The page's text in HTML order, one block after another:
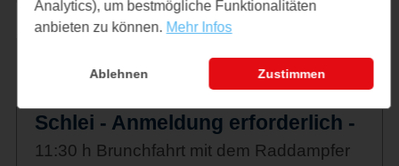
Do. 20.08.2026, 11:30 Uhr - 13:50 Uhr
11:30 h Brunchfahrt auf der
Schlei - Anmeldung erforderlich -
11:30 h Brunchfahrt mit dem Raddampfer
Analytics), um bestmögliche Funktionalitäten
anbieten zu können. Mehr Infos
Ablehnen Zustimmen